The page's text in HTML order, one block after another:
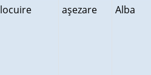
locuire aşezare Alba